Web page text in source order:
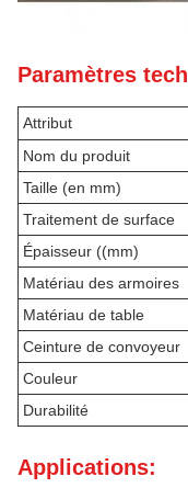
Paramètres
Attribut
Nom du produit
Taille (en mm)
Traitement de surface
Épaisseur ((mm)
Matériau des armoires
Matériau de table
Ceinture de convoyeur
Couleur
Durabilité
Applications: